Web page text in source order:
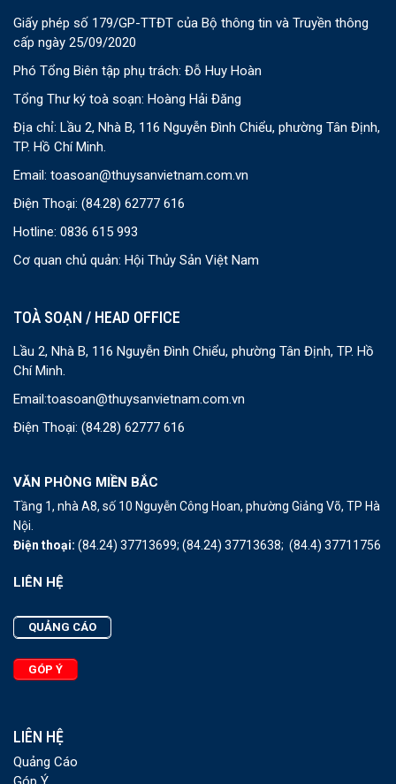
Giấy phép số 179/GP-TTĐT của Bộ thông tin và Truyền thông
cấp ngày 25/09/2020
Phó Tổng Biên tập phụ trách: Đỗ Huy Hoàn
Tổng Thư ký toà soạn: Hoàng Hải Đăng
Địa chỉ: Lầu 2, Nhà B, 116 Nguyễn Đình Chiểu, phường Tân Định,
TP. Hồ Chí Minh.
Email: toasoan@thuysanvietnam.com.vn
Điện Thoại: (84.28) 62777 616
Hotline: 0836 615 993
Cơ quan chủ quản: Hội Thủy Sản Việt Nam
TOÀ SOẠN / HEAD OFFICE
Lầu 2, Nhà B, 116 Nguyễn Đình Chiểu, phường Tân Định, TP. Hồ
Chí Minh.
Email:toasoan@thuysanvietnam.com.vn
Điện Thoại: (84.28) 62777 616
VĂN PHÒNG MIỀN BẮC
Tầng 1, nhà A8, số 10 Nguyễn Công Hoan, phường Giảng Võ, TP Hà
Nội.
Điện thoại: (84.24) 37713699; (84.24) 37713638; (84.4) 37711756
LIÊN HỆ
QUẢNG CÁO
GÓP Ý
LIÊN HỆ
Quảng Cáo